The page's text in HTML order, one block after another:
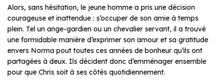
Alors, sans hésitation, le jeune homme a pris une décision
courageuse et inattendue : s’occuper de son amie à temps
plein. Tel un ange-gardien ou un chevalier servant, il a trouvé
une formidable manière d’exprimer son amour et sa gratitude
envers Norma pout toutes ces années de bonheur qu’ils ont
partagées à deux. Ils décident donc d’emménager ensemble
pour que Chris soit à ses côtés quotidiennement.